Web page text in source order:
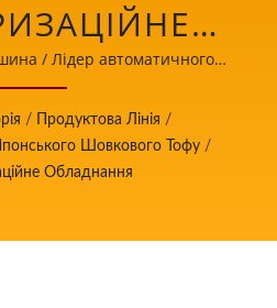
Є
З МАШИН У
ЛІНІЇ
ТОФУ. /
/ Лідер автоматичного
тофу та соєвого молока
харчових продуктів.
/ Продуктова Лінія /
Шовкового Тофу /
Обладнання